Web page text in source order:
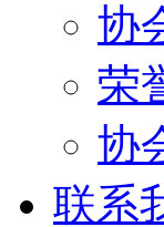
协
荣
协
联系